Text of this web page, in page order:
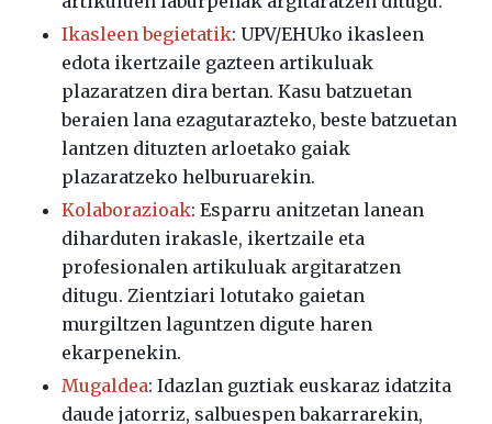
Ikasleen begietatik: UPV/EHUko ikasleen
edota ikertzaile gazteen artikuluak
plazaratzen dira bertan. Kasu batzuetan
beraien lana ezagutarazteko, beste batzuetan
lantzen dituzten arloetako gaiak
plazaratzeko helburuarekin.
Kolaborazioak: Esparru anitzetan lanean
diharduten irakasle, ikertzaile eta
profesionalen artikuluak argitaratzen
ditugu. Zientziari lotutako gaietan
murgiltzen laguntzen digute haren
ekarpenekin.
Mugaldea: Idazlan guztiak euskaraz idatzita
daude jatorriz, salbuespen bakarrarekin,